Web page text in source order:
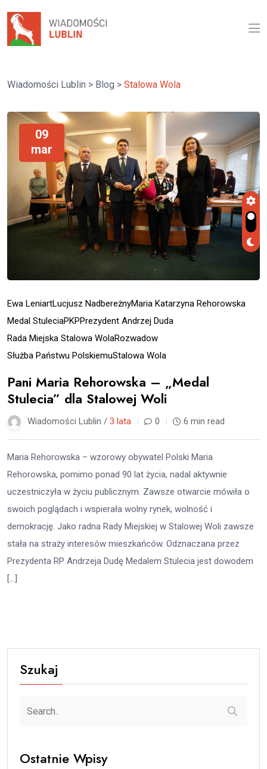
Wiadomości Lublin > Blog > Stalowa Wola
09
mar
Ewa LeniartLucjusz NadbereżnyMaria Katarzyna Rehorowska
Medal StuleciaPKPPrezydent Andrzej Duda
Rada Miejska Stalowa WolaRozwadow
Służba Państwu PolskiemuStalowa Wola
Pani Maria Rehorowska – „Medal
Stulecia” dla Stalowej Woli
Wiadomości Lublin / 3 lata 0 6 min read
Maria Rehorowska – wzorowy obywatel Polski Maria
Rehorowska, pomimo ponad 90 lat życia, nadal aktywnie
uczestniczyła w życiu publicznym. Zawsze otwarcie mówiła o
swoich poglądach i wspierała wolny rynek, wolność i
demokrację. Jako radna Rady Miejskiej w Stalowej Woli zawsze
stała na straży interesów mieszkańców. Odznaczana przez
Prezydenta RP Andrzeja Dudę Medalem Stulecia jest dowodem
[…]
Szukaj
Ostatnie Wpisy